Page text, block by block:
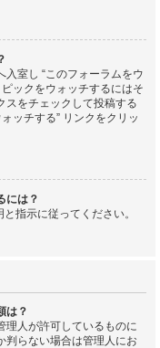
室し “このフォーラムをウ
ックをウォッチするにはそ
スをチェックして投稿する
ッチする” リンクをクリッ
には？
指示に従ってください。
は？
理人が許可しているものに
判らない場合は管理人にお